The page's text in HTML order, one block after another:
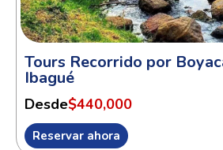
Tours Recorrido por
Ibagué
Desde$440,000
Reservar ahora